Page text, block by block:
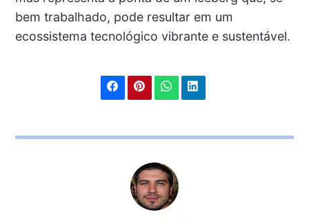
bem trabalhado, pode resultar em um
ecossistema tecnológico vibrante e sustentável.